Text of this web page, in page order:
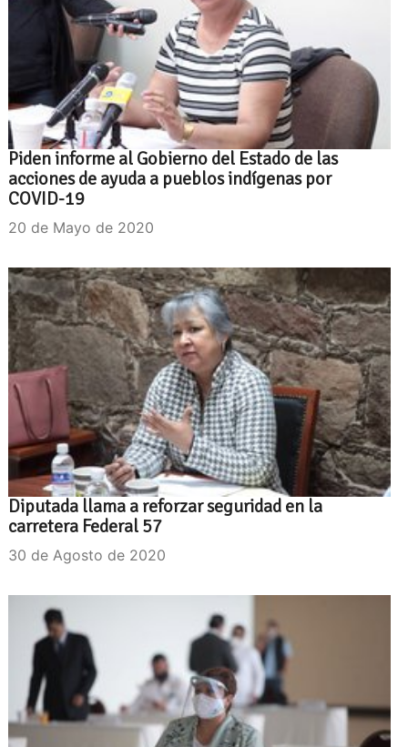
Piden informe al Gobierno del Estado de las
acciones de ayuda a pueblos indígenas por
COVID-19
20 de Mayo de 2020
Diputada llama a reforzar seguridad en la
carretera Federal 57
30 de Agosto de 2020